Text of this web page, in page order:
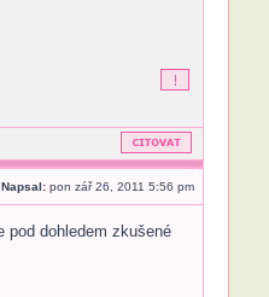
Napsal:pon zář 26, 2011 5:56 pm
dohledem zkušené